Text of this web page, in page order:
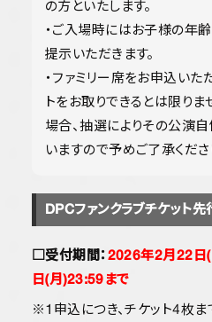
の方といたします。
・ご入場時にはお子様の年
提示いただきます。
・ファミリー席をお申込いた
トをお取りできるとは限り
場合、抽選によりその公演
いますので予めご了承くださ
DPCファンクラブチケット
□受付期間：2026年2月22日
日(月)23:59まで
※1申込につき、チケット4枚ま